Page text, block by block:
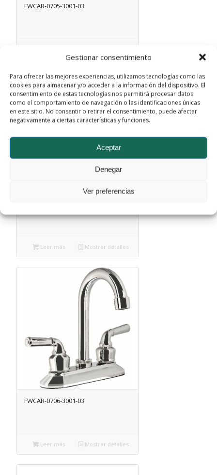
Gestionar consentimiento
Para ofrecer las mejores experiencias, utilizamos tecnologías como las
cookies para almacenar y/o acceder a la información del dispositivo. El
consentimiento de estas tecnologías nos permitirá procesar datos
como el comportamiento de navegación o las identificaciones únicas
en este sitio. No consentir o retirar el consentimiento, puede afectar
negativamente a ciertas características y funciones.
Aceptar
Denegar
Ver preferencias
FWCAR-0705-3001-03
Leer más Mostrar detalles
FWCAR-0706-3001-03
Leer más Mostrar detalles